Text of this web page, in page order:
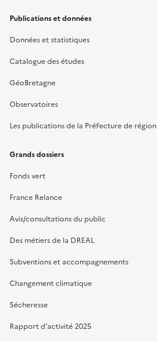
Publications et données
Données et statistiques
Catalogue des études
GéoBretagne
Observatoires
Les publications de la Préfecture de région
Grands dossiers
Fonds vert
France Relance
Avis/consultations du public
Des métiers de la DREAL
Subventions et accompagnements
Changement climatique
Sécheresse
Rapport d’activité 2025